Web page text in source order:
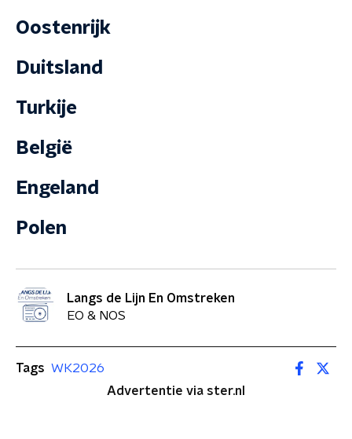
Oostenrijk
Duitsland
Turkije
België
Engeland
Polen
Langs de Lijn En Omstreken
EO & NOS
Tags WK2026
Advertentie via ster.nl